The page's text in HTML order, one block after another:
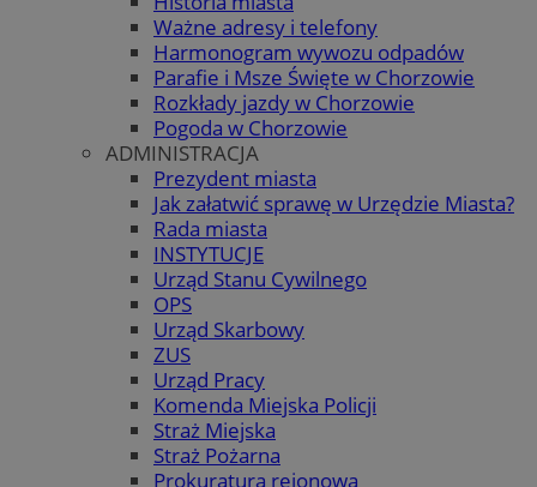
Ważne adresy i telefony
Harmonogram wywozu odpadów
Parafie i Msze Święte w Chorzowie
Rozkłady jazdy w Chorzowie
Pogoda w Chorzowie
ADMINISTRACJA
Prezydent miasta
Jak załatwić sprawę w Urzędzie Miasta?
Rada miasta
INSTYTUCJE
Urząd Stanu Cywilnego
OPS
Urząd Skarbowy
ZUS
Urząd Pracy
Komenda Miejska Policji
Straż Miejska
Straż Pożarna
Prokuratura rejonowa